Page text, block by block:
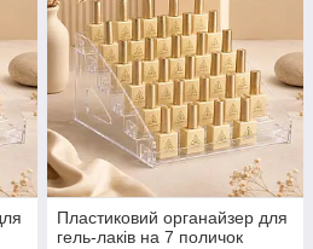
Пластиковий органайзер для
гель-лаків на 7 поличок